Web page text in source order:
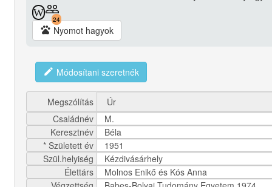
Wpeople_outline
24
pets Nyomot hagyok
edit Módosítani szeretnék
Megszólítás
Családnév
M.
Keresztnév
Béla
* Született év
1951
Szül.helyiség
Kézdivásárhely
Élettárs
Molnos Enikő és Kós Anna